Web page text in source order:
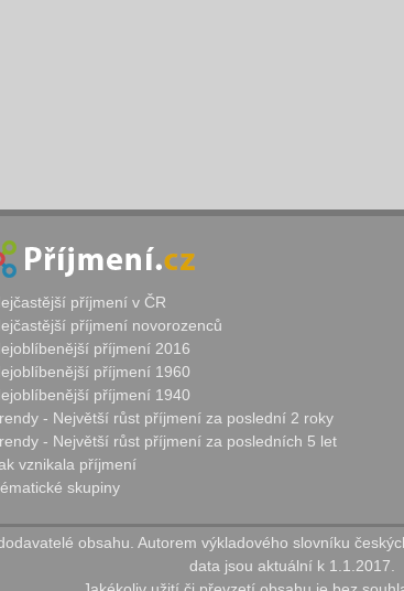
příjmení v ČR
příjmení novorozenců
příjmení 2016
příjmení 1960
příjmení 1940
- Největší růst příjmení za poslední 2 roky
- Největší růst příjmení za posledních 5 let
vznikala příjmení
skupiny
obsahu. Autorem výkladového slovníku
data jsou aktuální k 1.1.2017.